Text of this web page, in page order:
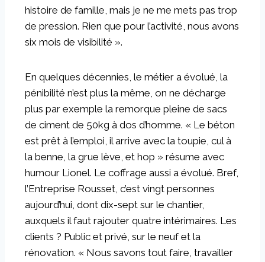
histoire de famille, mais je ne me mets pas trop
de pression. Rien que pour l’activité, nous avons
six mois de visibilité ».
En quelques décennies, le métier a évolué, la
pénibilité n’est plus la même, on ne décharge
plus par exemple la remorque pleine de sacs
de ciment de 50kg à dos d’homme. « Le béton
est prêt à l’emploi, il arrive avec la toupie, cul à
la benne, la grue lève, et hop » résume avec
humour Lionel. Le coffrage aussi a évolué. Bref,
l’Entreprise Rousset, c’est vingt personnes
aujourd’hui, dont dix-sept sur le chantier,
auxquels il faut rajouter quatre intérimaires. Les
clients ? Public et privé, sur le neuf et la
rénovation. « Nous savons tout faire, travailler